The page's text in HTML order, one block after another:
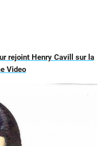
rejoint Henry Cavill sur la
Video